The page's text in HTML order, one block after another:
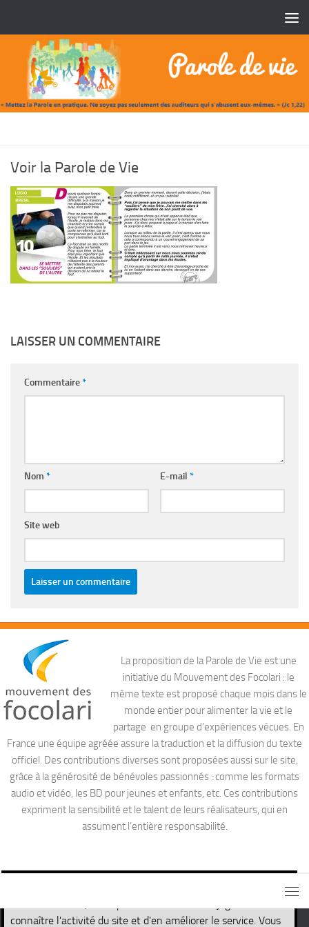
Voir la Parole de Vie
LAISSER UN COMMENTAIRE
Commentaire*
Nom * E-mail *
Site web
La proposition de la Parole de Vie est une
initiative du Mouvement des Focolari : le
même texte est proposé chaque mois dans le
monde entier pour alimenter la vie et le
partage en groupe d’expériences vécues. En
France une équipe agréée assure la traduction et la diffusion du texte
officiel. Des contributions diverses sont proposées aussi sur le site,
grâce à la générosité de bénévoles passionnés : comme les formats
audio et vidéo, les BD pour jeunes et enfants, etc. Ces contributions
expriment la sensibilité et le talent de leurs réalisateurs, qui en
assument l’entière responsabilité.
connaître l'activité du site et d'en améliorer le service. Vous